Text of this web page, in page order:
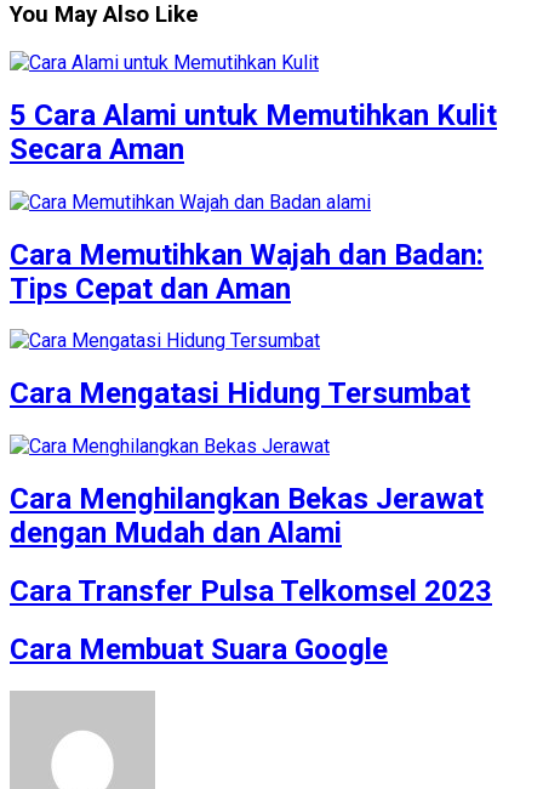
You May Also Like
5 Cara Alami untuk Memutihkan Kulit
Secara Aman
Cara Memutihkan Wajah dan Badan:
Tips Cepat dan Aman
Cara Mengatasi Hidung Tersumbat
Cara Menghilangkan Bekas Jerawat
dengan Mudah dan Alami
Cara Transfer Pulsa Telkomsel 2023
Cara Membuat Suara Google